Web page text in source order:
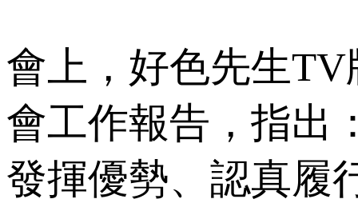
會上，好色先生
會工作報告，指出
發揮優勢、認真履